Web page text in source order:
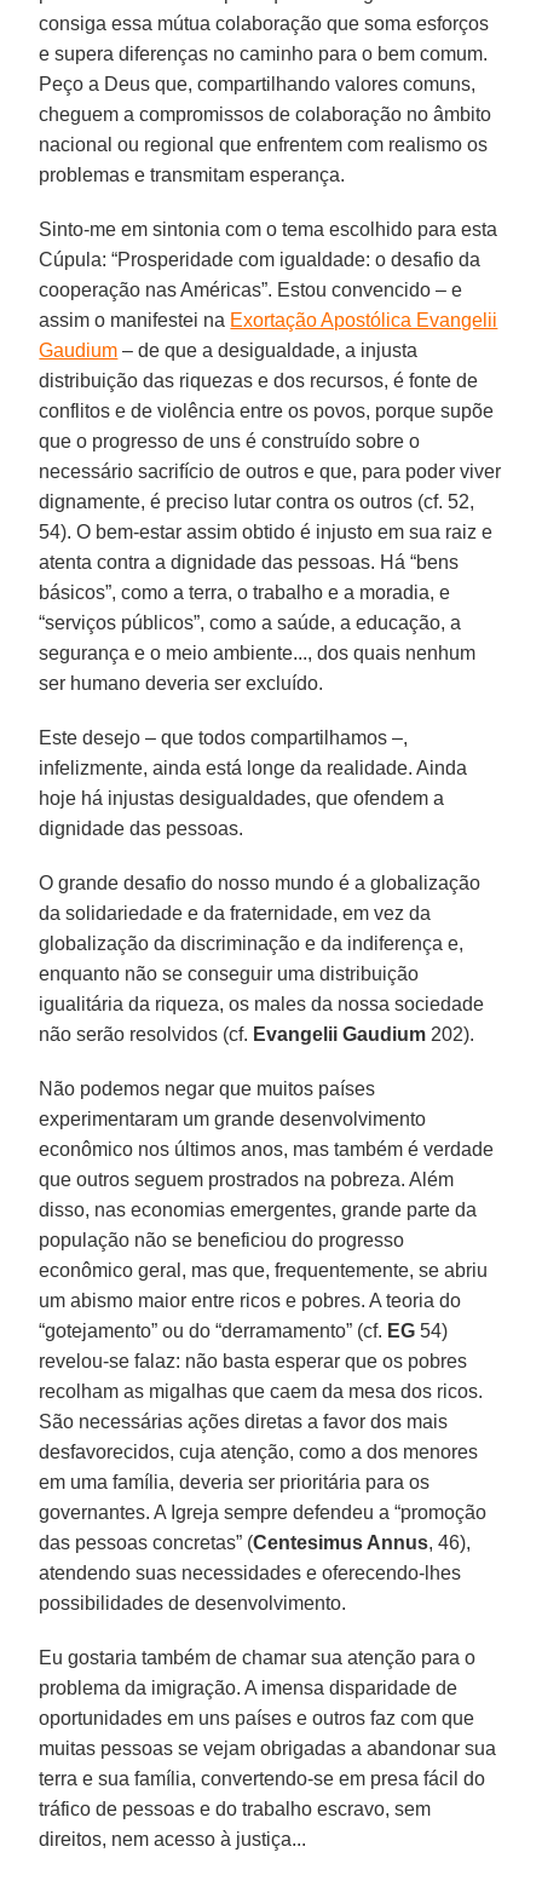
consiga essa mútua colaboração que soma esforços
e supera diferenças no caminho para o bem comum.
Peço a Deus que, compartilhando valores comuns,
cheguem a compromissos de colaboração no âmbito
nacional ou regional que enfrentem com realismo os
problemas e transmitam esperança.
Sinto-me em sintonia com o tema escolhido para esta
Cúpula: “Prosperidade com igualdade: o desafio da
cooperação nas Américas”. Estou convencido – e
assim o manifestei na Exortação Apostólica Evangelii
Gaudium – de que a desigualdade, a injusta
distribuição das riquezas e dos recursos, é fonte de
conflitos e de violência entre os povos, porque supõe
que o progresso de uns é construído sobre o
necessário sacrifício de outros e que, para poder viver
dignamente, é preciso lutar contra os outros (cf. 52,
54). O bem-estar assim obtido é injusto em sua raiz e
atenta contra a dignidade das pessoas. Há “bens
básicos”, como a terra, o trabalho e a moradia, e
“serviços públicos”, como a saúde, a educação, a
segurança e o meio ambiente..., dos quais nenhum
ser humano deveria ser excluído.
Este desejo – que todos compartilhamos –,
infelizmente, ainda está longe da realidade. Ainda
hoje há injustas desigualdades, que ofendem a
dignidade das pessoas.
O grande desafio do nosso mundo é a globalização
da solidariedade e da fraternidade, em vez da
globalização da discriminação e da indiferença e,
enquanto não se conseguir uma distribuição
igualitária da riqueza, os males da nossa sociedade
não serão resolvidos (cf. Evangelii Gaudium 202).
Não podemos negar que muitos países
experimentaram um grande desenvolvimento
econômico nos últimos anos, mas também é verdade
que outros seguem prostrados na pobreza. Além
disso, nas economias emergentes, grande parte da
população não se beneficiou do progresso
econômico geral, mas que, frequentemente, se abriu
um abismo maior entre ricos e pobres. A teoria do
“gotejamento” ou do “derramamento” (cf. EG 54)
revelou-se falaz: não basta esperar que os pobres
recolham as migalhas que caem da mesa dos ricos.
São necessárias ações diretas a favor dos mais
desfavorecidos, cuja atenção, como a dos menores
em uma família, deveria ser prioritária para os
governantes. A Igreja sempre defendeu a “promoção
das pessoas concretas” (Centesimus Annus, 46),
atendendo suas necessidades e oferecendo-lhes
possibilidades de desenvolvimento.
Eu gostaria também de chamar sua atenção para o
problema da imigração. A imensa disparidade de
oportunidades em uns países e outros faz com que
muitas pessoas se vejam obrigadas a abandonar sua
terra e sua família, convertendo-se em presa fácil do
tráfico de pessoas e do trabalho escravo, sem
direitos, nem acesso à justiça...